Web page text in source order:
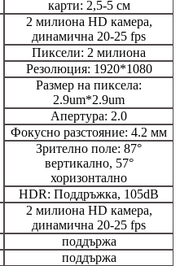
карти: 2,5-5 см
2 милиона HD камера,
динамична 20-25 fps
Пиксели: 2 милиона
Резолюция: 1920*1080
Размер на пиксела:
2.9um*2.9um
Апертура: 2.0
Фокусно разстояние: 4.2 мм
Зрително поле: 87°
вертикално, 57°
хоризонтално
HDR: Поддръжка, 105dB
2 милиона HD камера,
динамична 20-25 fps
поддържа
поддържа